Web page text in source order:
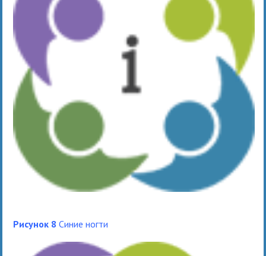
Рисунок 8 Синие ногти